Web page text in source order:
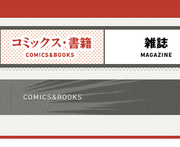
コミックス 雑誌